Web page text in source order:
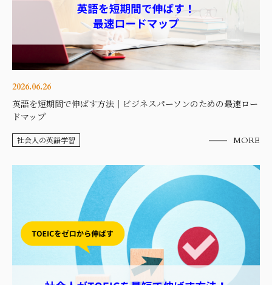
2026.06.26
英語を短期間で伸ばす方法｜ビジネスパーソンのための最速ロー
ドマップ
社会人の英語学習 MORE